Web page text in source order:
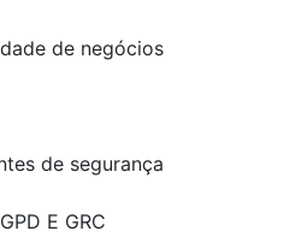
de negócios
de segurança
E GRC